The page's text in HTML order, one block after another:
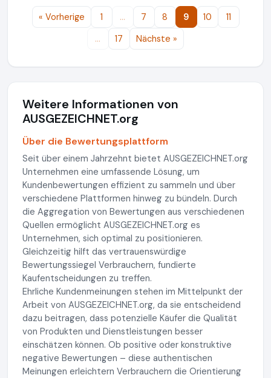
« Vorherige 1 … 7 8 9 10
11
…
17 Nächste »
Weitere Informationen von
AUSGEZEICHNET.org
Über die Bewertungsplattform
Seit über einem Jahrzehnt bietet AUSGEZEICHNET.org
Unternehmen eine umfassende Lösung, um
Kundenbewertungen effizient zu sammeln und über
verschiedene Plattformen hinweg zu bündeln. Durch
die Aggregation von Bewertungen aus verschiedenen
Quellen ermöglicht AUSGEZEICHNET.org es
Unternehmen, sich optimal zu positionieren.
Gleichzeitig hilft das vertrauenswürdige
Bewertungssiegel Verbrauchern, fundierte
Kaufentscheidungen zu treffen.
Ehrliche Kundenmeinungen stehen im Mittelpunkt der
Arbeit von AUSGEZEICHNET.org, da sie entscheidend
dazu beitragen, dass potenzielle Käufer die Qualität
von Produkten und Dienstleistungen besser
einschätzen können. Ob positive oder konstruktive
negative Bewertungen – diese authentischen
Meinungen erleichtern Verbrauchern die Orientierung